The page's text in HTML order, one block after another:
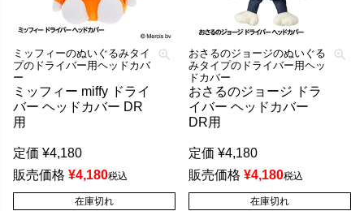
ミッフィーのぬいぐるみタイ
プのドライバー用ヘッドカバ
ー
ミッフィー miffy ドライ
バー ヘッドカバー DR
用
定価 ¥4,180
販売価格 ¥4,180税込
在庫切れ
おさるのジョージのぬいぐる
みタイプのドライバー用ヘッ
ドカバー
おさるのジョージ ドラ
イバー ヘッドカバー
DR用
定価 ¥4,180
販売価格 ¥4,180税込
在庫切れ